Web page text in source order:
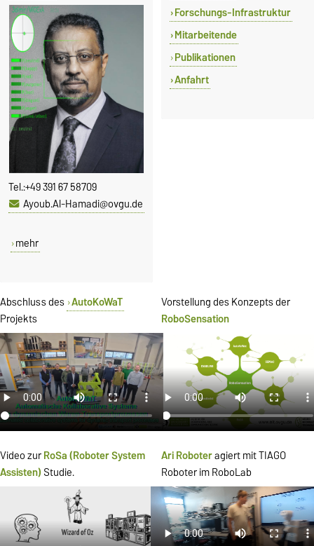
Video zurRoSa (Roboter System
Assisten) Studie.
Tel.:+49 391 67 58709
Ayoub.Al-Hamadi@ovgu.de
mehr
Forschungs-Infrastruktur
Mitarbeitende
Publikationen
Anfahrt
Ari Roboteragiert mit TIAGO
Roboter im RoboLab
Vorstellung des Konzepts der
RoboSensation
Abschluss des AutoKoWaT
Projekts